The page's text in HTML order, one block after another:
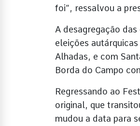
foi”, ressalvou a
A desagregação
eleições
Alhadas, e com
Borda do Campo
Regressando ao
original, que
mudou a data para